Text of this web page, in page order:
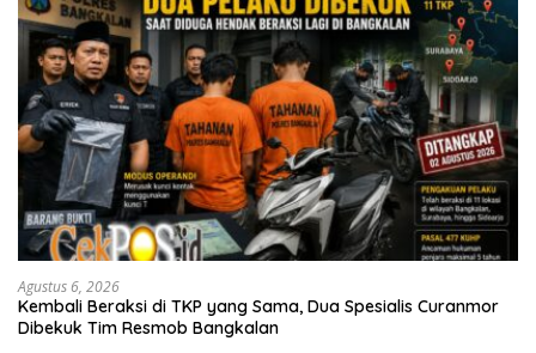
Agustus 6, 2026
Kembali Beraksi di TKP yang Sama, Dua Spesialis Curanmor
Dibekuk Tim Resmob Bangkalan